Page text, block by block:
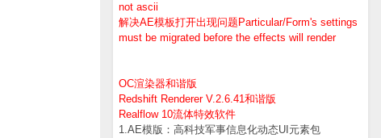
not ascii
解决AE模板打开出现问题Particular/Form's settings
must be migrated before the effects will render
OC渲染器和谐版
Redshift Renderer V.2.6.41和谐版
Realflow 10流体特效软件
1.AE模版：高科技军事信息化动态UI元素包